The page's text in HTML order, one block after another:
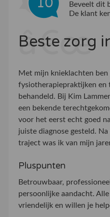
Beveelt dit
De klant
Beste zorg
Met mijn knieklachten
fysiotherapiepraktijken en
behandeld. Bij Kim
een bekende
voor het eerst echt goed
juiste diagnose gesteld.
traject was ik van mijn
Pluspunten
Betrouwbaar,
persoonlijke aandacht.
vriendelijk en willen je